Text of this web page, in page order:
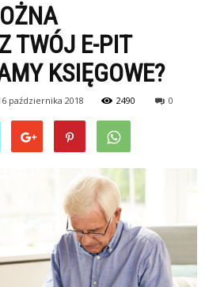
TWÓJ E-PIT
KSIĘGOWE?
października 2018 2490 0